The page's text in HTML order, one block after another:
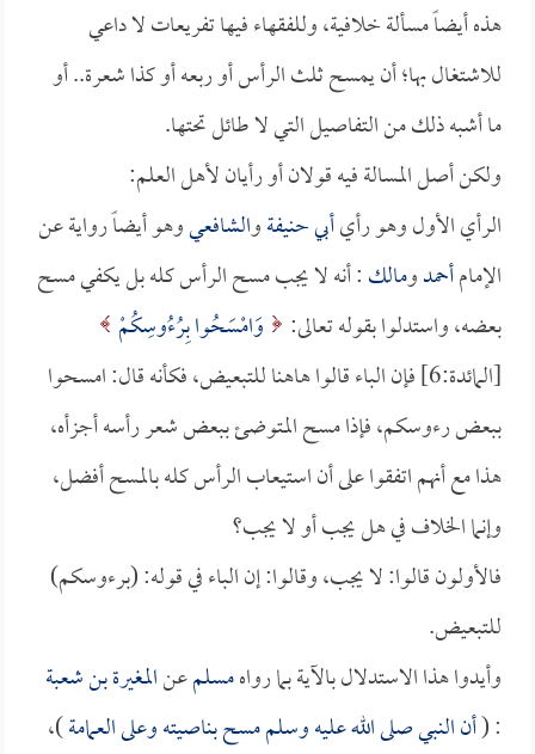
هذه أيضاً مسألة خلافية، وللفقهاء فيها تفريعات لا داعي
للاشتغال بها؛ أن يمسح ثلث الرأس أو ربعه أو كذا شعرة.. أو
ما أشبه ذلك من التفاصيل التي لا طائل تحتها.
ولكن أصل المسالة فيه قولان أو رأيان لأهل العلم:
الرأي الأول وهو رأيأبي حنيفةوالشافعيوهو أيضاً رواية عن
الإمامأحمدومالك: أنه لا يجب مسح الرأس كله بل يكفي مسح
بعضه، واستدلوا بقوله تعالى:
وَامْسَحُوا بِرُءُوسِكُمْ
[المائدة:6] فإن الباء قالوا هاهنا للتبعيض، فكأنه قال: امسحوا
ببعض رءوسكم، فإذا مسح المتوضئ ببعض شعر رأسه أجزأه،
هذا مع أنهم اتفقوا على أن استيعاب الرأس كله بالمسح أفضل،
وإنما الخلاف في هل يجب أو لا يجب؟
فالأولون قالوا: لا يجب، وقالوا: إن الباء في قوله: (برءوسكم)
للتبعيض.
وأيدوا هذا الاستدلال بالآية بما رواهمسلمعنالمغيرة بن شعبة
: (أن النبي صلى الله عليه وسلم مسح بناصيته وعلى العمامة)،